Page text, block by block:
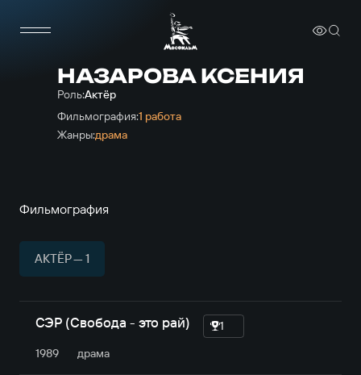
НАЗАРОВА КСЕНИЯ
Роль:Актёр
Фильмография:1 работа
Жанры:драма
Фильмография
АКТЁР — 1
СЭР (Свобода - это рай)
1
1989
драма